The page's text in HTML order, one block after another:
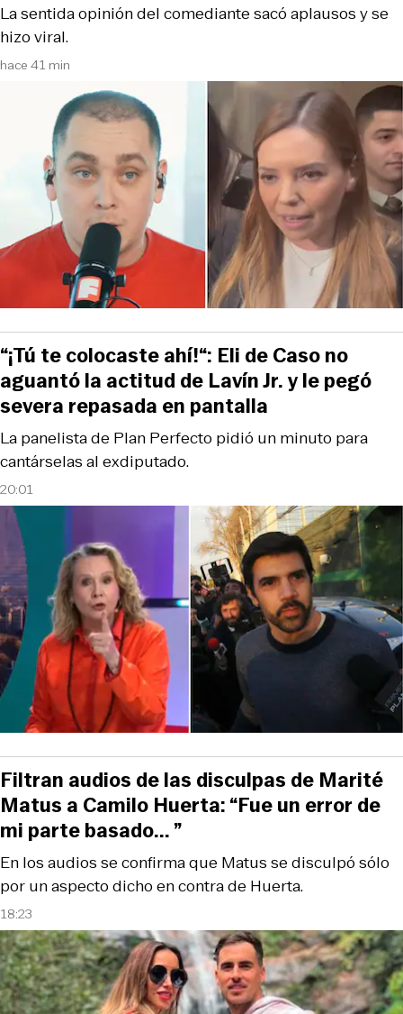
hace 41 min
La sentida opinión del comediante sacó aplausos y se
hizo viral.
20:01
La panelista de Plan Perfecto pidió un minuto para
cantárselas al exdiputado.
“¡Tú te colocaste ahí!“: Eli de Caso no
aguantó la actitud de Lavín Jr. y le pegó
severa repasada en pantalla
18:23
En los audios se confirma que Matus se disculpó sólo
por un aspecto dicho en contra de Huerta.
Filtran audios de las disculpas de Marité
Matus a Camilo Huerta: “Fue un error de
mi parte basado... ”